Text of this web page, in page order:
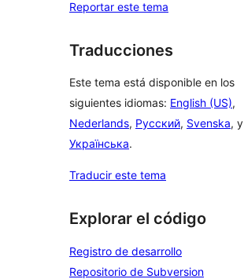
Reportar este tema
Traducciones
Este tema está disponible en los
siguientes idiomas: English (US),
Nederlands, Русский, Svenska, y
Українська.
Traducir este tema
Explorar el código
Registro de desarrollo
Repositorio de Subversion